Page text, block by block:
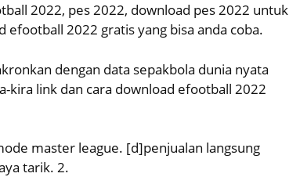
2022, pes 2022, download pes 2022 untuk
efootball 2022 gratis yang bisa anda coba.
dengan data sepakbola dunia nyata
kira link dan cara download efootball 2022
master league. [d]penjualan langsung
tarik. 2.